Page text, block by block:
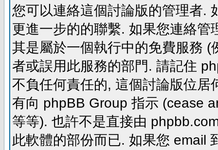
您可以連絡這個討論版的管理者.
更進一步的的聯繫. 如果您連絡
其是屬於一個執行中的免費服務
者或誤用此服務的部門. 請記住
不負任何責任的, 這個討論版位
有向 phpBB Group 指示 (cease
等等). 也許不是直接由
此軟體的部份而已. 如果您 email